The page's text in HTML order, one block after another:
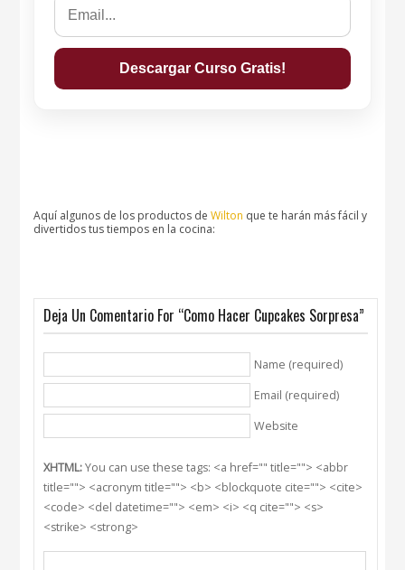
Aquí algunos de los productos deWilton que te harán más fácil y
divertidos tus tiempos en la cocina:
Deja Un Comentario For “Como Hacer Cupcakes Sorpresa”
Name (required)
Email (required)
Website
XHTML:You can use these tags: <a href="" title=""> <abbr
title=""> <acronym title=""> <b> <blockquote cite=""> <cite>
<code> <del datetime=""> <em> <i> <q cite=""> <s>
<strike> <strong>